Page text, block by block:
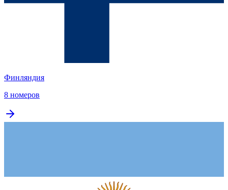
Финляндия
8 номеров